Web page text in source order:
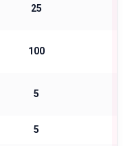
25
100
5
5